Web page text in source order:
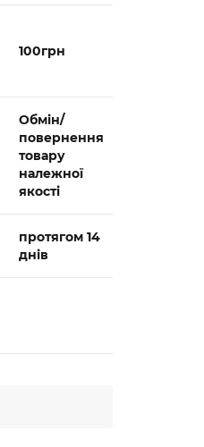
100грн
Обмін/
повернення
товару
належної
якості
протягом 14
днів